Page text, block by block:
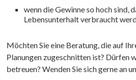
wenn die Gewinne so hoch sind,
Lebensunterhalt verbraucht
Möchten Sie eine Beratung, die auf
Planungen zugeschnitten ist? Dürfen
betreuen? Wenden Sie sich gerne an